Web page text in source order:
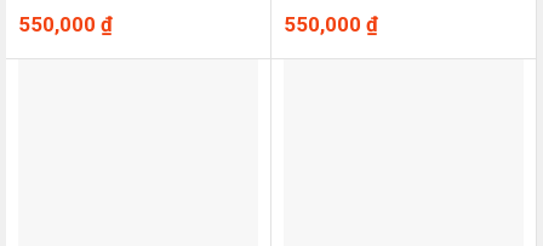
550,000 ₫ 550,000 ₫